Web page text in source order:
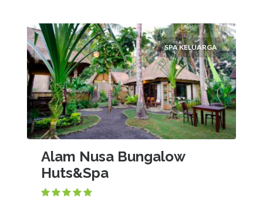
SPA KELUARGA
Alam Nusa Bungalow
Huts&Spa